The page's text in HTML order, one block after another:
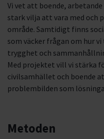
Vi vet att boende,
stark vilja att vara med och
område. Samtidigt finns
som väcker frågan om hur
trygghet och
Med projektet vill vi stärka
civilsamhället och boende
problembilden som
Metoden